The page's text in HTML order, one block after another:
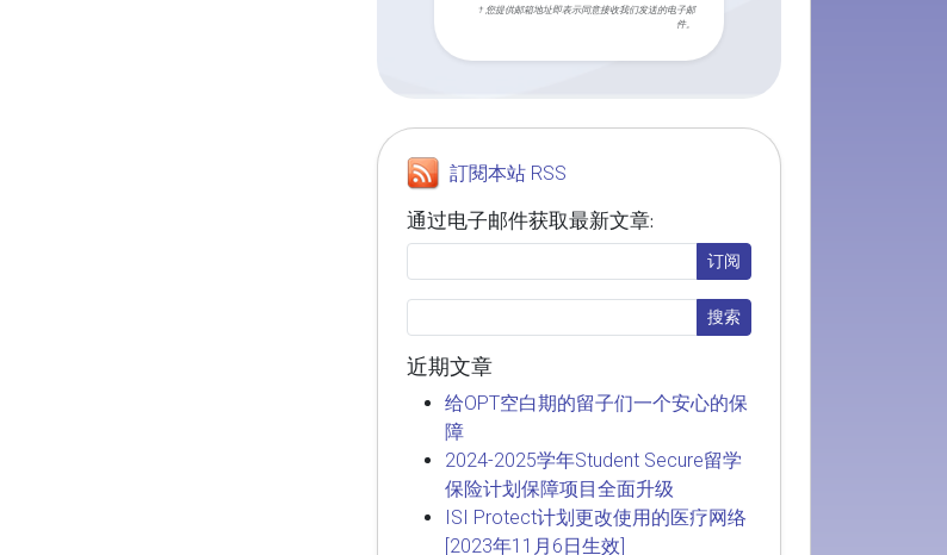
† 您提供邮箱地址即表示同意接收我们发送的电子邮
件。
訂閱本站 RSS
通过电子邮件获取最新文章:
近期文章
给OPT空白期的留子们一个安心的保
障
2024-2025学年Student Secure留学
保险计划保障项目全面升级
ISI Protect计划更改使用的医疗网络
[2023年11月6日生效]